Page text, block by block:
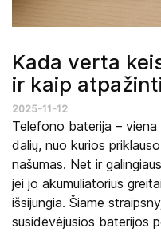
Kada verta
ir kaip
2025-11-12
Telefono baterija – viena
dalių, nuo kurios
našumas. Net ir
jei jo akumuliatorius
išsijungia. Šiame
susidėvėjusios baterijos